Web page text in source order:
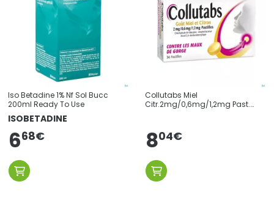
Iso Betadine 1% Nf Sol Bucc
200ml Ready To Use
ISOBETADINE
668€
Collutabs Miel
Citr.2mg/0,6mg/1,2mg Past.
804€